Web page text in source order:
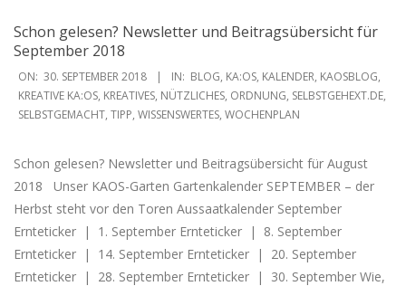
Schon gelesen? Newsletter und Beitragsübersicht für
September 2018
2018-
09-
30
ON: 30. SEPTEMBER 2018 IN: BLOG, KA:OS, KALENDER, KAOSBLOG,
KREATIVE KA:OS, KREATIVES, NÜTZLICHES, ORDNUNG, SELBSTGEHEXT.DE,
SELBSTGEMACHT, TIPP, WISSENSWERTES, WOCHENPLAN
Schon gelesen? Newsletter und Beitragsübersicht für August
2018 Unser KAOS-Garten Gartenkalender SEPTEMBER – der
Herbst steht vor den Toren Aussaatkalender September
Ernteticker | 1. September Ernteticker | 8. September
Ernteticker | 14. September Ernteticker | 20. September
Ernteticker | 28. September Ernteticker | 30. September Wie,